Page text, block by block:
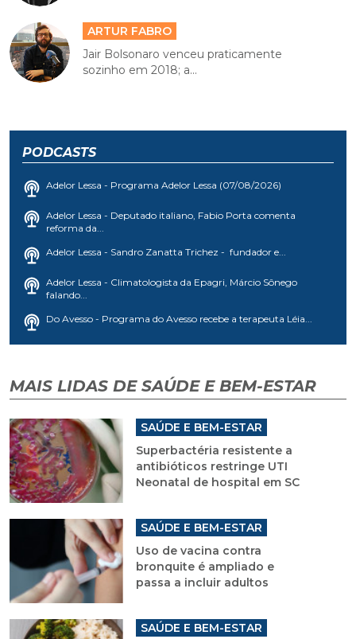
ARTUR FABRO
Jair Bolsonaro venceu praticamente
sozinho em 2018; a...
PODCASTS
Adelor Lessa - Programa Adelor Lessa (07/08/2026)
Adelor Lessa - Deputado italiano, Fabio Porta comenta
reforma da...
Adelor Lessa - Sandro Zanatta Trichez - fundador e...
Adelor Lessa - Climatologista da Epagri, Márcio Sônego
falando...
Do Avesso - Programa do Avesso recebe a terapeuta Léia...
MAIS LIDAS DE SAÚDE E BEM-ESTAR
SAÚDE E BEM-ESTAR
Superbactéria resistente a
antibióticos restringe UTI
Neonatal de hospital em SC
SAÚDE E BEM-ESTAR
Uso de vacina contra
bronquite é ampliado e
passa a incluir adultos
SAÚDE E BEM-ESTAR